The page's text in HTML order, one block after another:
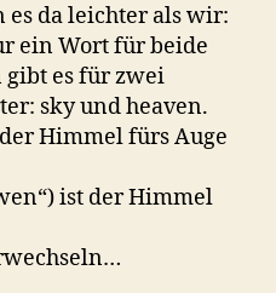
es da leichter als wir:
ein Wort für beide
es für zwei
sky und heaven.
Himmel fürs Auge
ist der Himmel